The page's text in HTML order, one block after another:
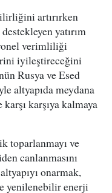
artırırken
yatırım
verimliliği
iyileştireceğini
Rusya ve Esed
altyapıda meydana
karşıya kalmaya
toparlanmayı ve
canlanmasını
onarmak,
yenilenebilir enerji